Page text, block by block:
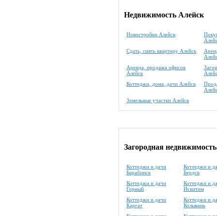
Недвижимость Алейск
Новостройки Алейск
Сдать, снять квартиру Алейск
Аренда, продажа офисов
Алейск
Коттеджи, дома, дачи Алейск
Земельные участки Алейск
Загородная
Коттеджи и дачи
Барабинск
Коттеджи и
Бердск
Коттеджи и дачи
Горный
Коттеджи и
Искитим
Коттеджи и дачи
Каргат
Коттеджи и
Колывань